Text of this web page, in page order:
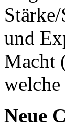
und
Macht
Neue